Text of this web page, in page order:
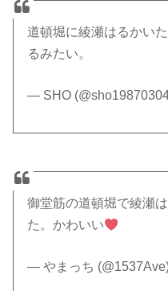
道頓堀に綾瀬はるかい
るみたい。
— SHO
御堂筋の道頓堀で綾瀬
た。かわいい
— やまっち